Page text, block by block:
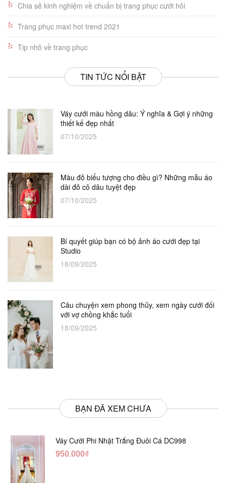
Chia sẻ kinh nghiệm về chuẩn bị trang phục cưới hỏi
Trang phục maxi hot trend 2021
Tip nhỏ về trang phục
TIN TỨC NỔI BẬT
Váy cưới màu hồng dâu: Ý nghĩa & Gợi ý những
thiết kế đẹp nhất
07/10/2025
Màu đỏ biểu tượng cho điều gì? Những mẫu áo
dài đỏ cô dâu tuyệt đẹp
07/10/2025
Bí quyết giúp bạn có bộ ảnh áo cưới đẹp tại
Studio
18/09/2025
Câu chuyện xem phong thủy, xem ngày cưới đối
với vợ chồng khắc tuổi
18/09/2025
BẠN ĐÃ XEM CHƯA
Váy Cưới Phi Nhật Trắng Đuôi Cá DC998
950.000₫